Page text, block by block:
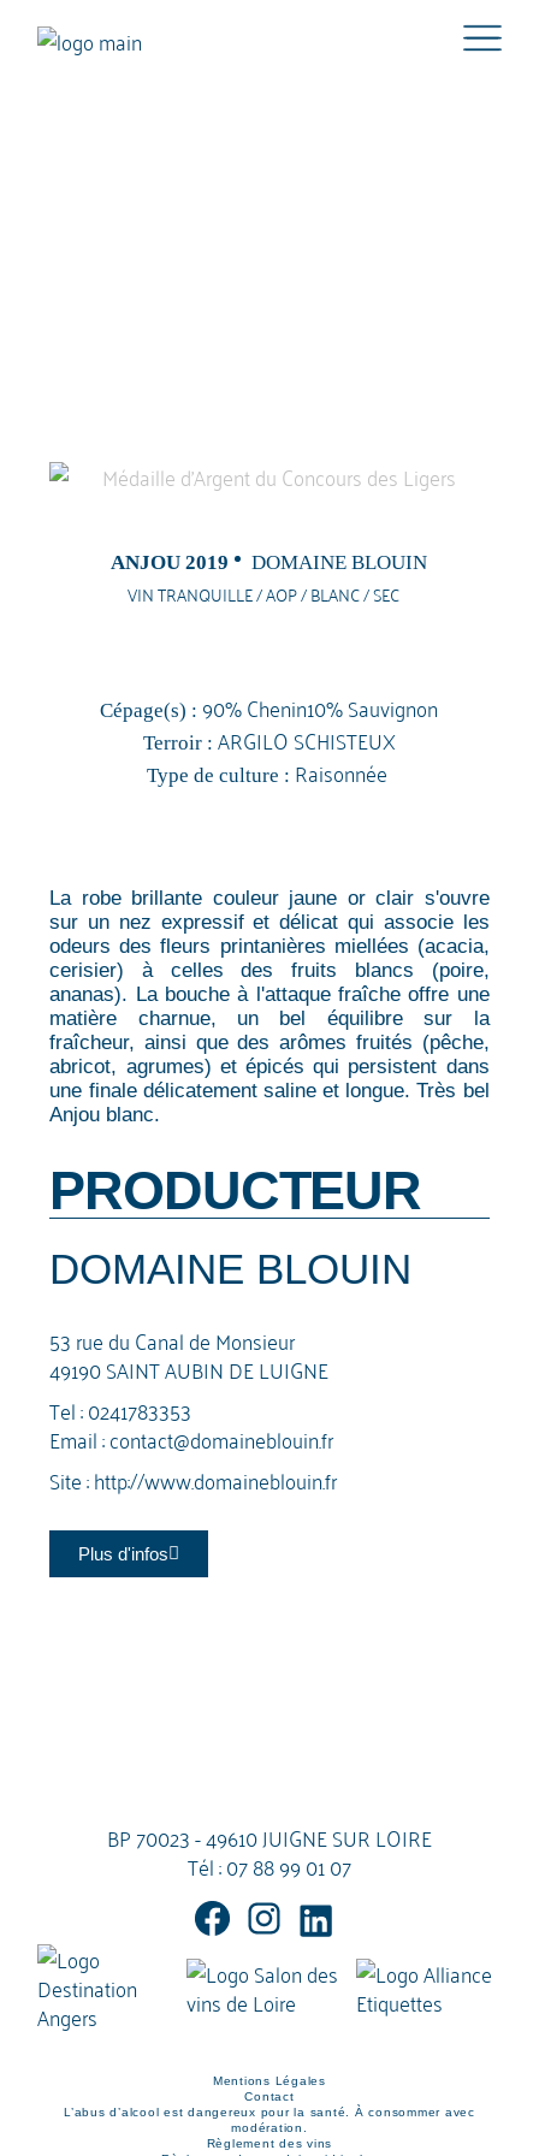
ANJOU 2019 DOMAINE BLOUIN
VIN TRANQUILLE / AOP / BLANC / SEC
Cépage(s) : 90% Chenin10% Sauvignon
Terroir : ARGILO SCHISTEUX
Type de culture : Raisonnée
La robe brillante couleur jaune or clair s'ouvre
sur un nez expressif et délicat qui associe les
odeurs des fleurs printanières miellées (acacia,
cerisier) à celles des fruits blancs (poire,
ananas). La bouche à l'attaque fraîche offre une
matière charnue, un bel équilibre sur la
fraîcheur, ainsi que des arômes fruités (pêche,
abricot, agrumes) et épicés qui persistent dans
une finale délicatement saline et longue. Très bel
Anjou blanc.
PRODUCTEUR
DOMAINE BLOUIN
53 rue du Canal de Monsieur
49190 SAINT AUBIN DE LUIGNE
Tel :0241783353
Email :contact@domaineblouin.fr
Site :http://www.domaineblouin.fr
Plus d'infos
BP 70023 - 49610 JUIGNE SUR LOIRE
Tél :07 88 99 01 07
Mentions Légales
Contact
L’abus d’alcool est dangereux pour la santé. À consommer avec
modération.
Règlement des vins